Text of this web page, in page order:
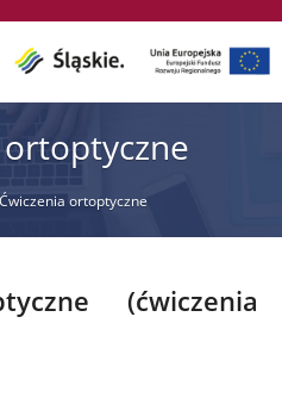
Ćwiczenia ortoptyczne
(ćwiczenia